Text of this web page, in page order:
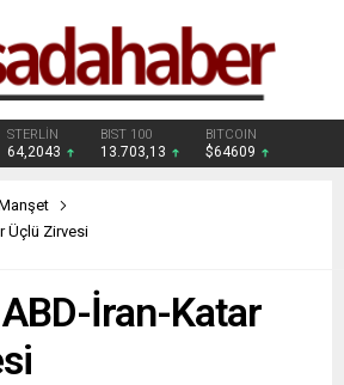
STERLİN
64,2043
BIST 100
13.703,13
BITCOIN
$64609
Üçlü Zirvesi
İran-Katar